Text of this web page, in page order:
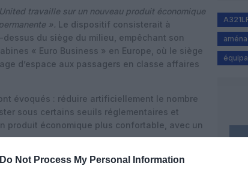
Do Not Process My Personal Information
travaille sur un nouveau produit économique
». Le dispositif consisterait à
du siège du milieu, empêchant son
« Euro Business » en Europe, où le siège
d’espace aux passagers en classe affaires
évoqués : réduire artificiellement le nombre
sous certains seuils réglementaires et
produit économique plus confortable, avec un
d’ajuster finement ses coûts d’exploitation.